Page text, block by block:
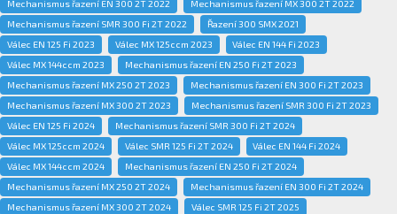
Mechanismus řazení EN 300 2T 2022
Mechanismus řazení MX 300 2T 2022
Mechanismus řazení SMR 300 Fi 2T 2022
Řazení 300 SMX 2021
Válec EN 125 Fi 2023
Válec MX 125ccm 2023
Válec EN 144 Fi 2023
Válec MX 144ccm 2023
Mechanismus řazení EN 250 Fi 2T 2023
Mechanismus řazení MX 250 2T 2023
Mechanismus řazení EN 300 Fi 2T 2023
Mechanismus řazení MX 300 2T 2023
Mechanismus řazení SMR 300 Fi 2T 2023
Válec EN 125 Fi 2024
Mechanismus řazení SMR 300 Fi 2T 2024
Válec MX 125ccm 2024
Válec SMR 125 Fi 2T 2024
Válec EN 144 Fi 2024
Válec MX 144ccm 2024
Mechanismus řazení EN 250 Fi 2T 2024
Mechanismus řazení MX 250 2T 2024
Mechanismus řazení EN 300 Fi 2T 2024
Mechanismus řazení MX 300 2T 2024
Válec SMR 125 Fi 2T 2025